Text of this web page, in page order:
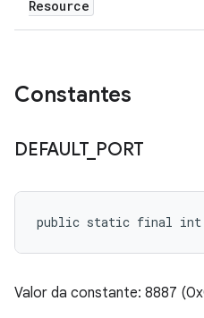
Resource
Constantes
DEFAULT_ PORT
public static final int
Valor da constante: 8887